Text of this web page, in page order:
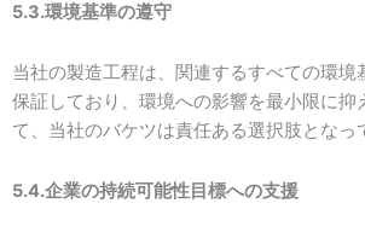
5.3.環境基準の遵守
当社の製造工程は、関連するすべての環境
保証しており、環境への影響を最小限に抑
て、当社のバケツは責任ある選択肢となっ
5.4.企業の持続可能性目標への支援